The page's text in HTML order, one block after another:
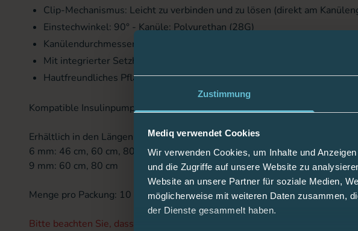
Zustimmung
Mediq verwendet Cookies
Wir verwenden Cookies, um Inhalte und
und die Zugriffe auf unsere Website zu
Website an unsere Partner für soziale Medien,
möglicherweise mit weiteren Daten zusammen,
der Dienste gesammelt haben.
Clip-Mechanismus: Leicht zu verbinden und zu lösen (direkt am
Einstechwinkel: 90° - Kanüle: Polyurethan (28G)
Kanülendurchmesser: 0,36 mm
Mit integrierter Setzhilfe
Hautfreundliches Pflaster
Kompatible Insulinpumpen: Für alle Dana Insulinpumpen geeignet
Erhältlich in den Längen:
6 mm: 46 cm, 60 cm, 80 cm
9 mm: 60 cm, 80 cm
Menge pro Packung: 10 Stück
Bitte beachten Sie, dass Kunststoff- (Soft-) Kanülen nach 2-3 Tagen